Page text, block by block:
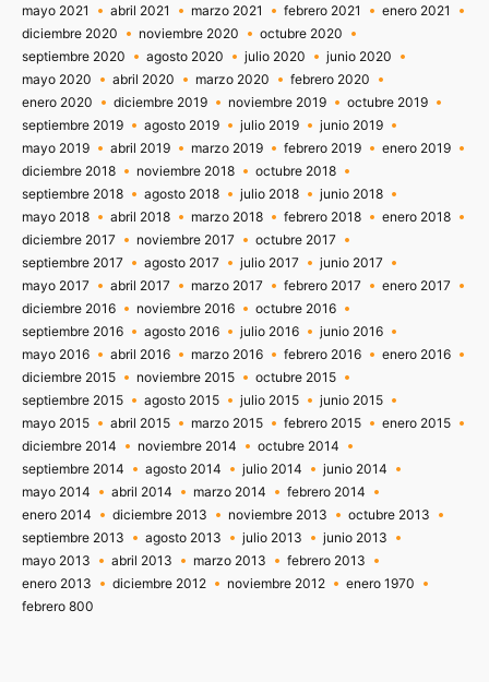
mayo 2021
abril 2021 marzo 2021 febrero 2021
enero 2021
diciembre 2020
noviembre 2020
octubre 2020
septiembre 2020
agosto 2020 julio 2020
junio 2020
mayo 2020
abril 2020 marzo 2020
febrero 2020
enero 2020
diciembre 2019 noviembre 2019
octubre 2019
septiembre 2019
agosto 2019 julio 2019
junio 2019
mayo 2019
abril 2019 marzo 2019 febrero 2019
enero 2019
diciembre 2018
noviembre 2018
octubre 2018
septiembre 2018
agosto 2018 julio 2018
junio 2018
mayo 2018
abril 2018 marzo 2018 febrero 2018
enero 2018
diciembre 2017
noviembre 2017
octubre 2017
septiembre 2017
agosto 2017 julio 2017
junio 2017
mayo 2017
abril 2017 marzo 2017 febrero 2017
enero 2017
diciembre 2016
noviembre 2016
octubre 2016
septiembre 2016
agosto 2016 julio 2016
junio 2016
mayo 2016
abril 2016 marzo 2016 febrero 2016
enero 2016
diciembre 2015
noviembre 2015
octubre 2015
septiembre 2015
agosto 2015 julio 2015
junio 2015
mayo 2015
abril 2015 marzo 2015 febrero 2015
enero 2015
diciembre 2014
noviembre 2014
octubre 2014
septiembre 2014
agosto 2014 julio 2014
junio 2014
mayo 2014
abril 2014 marzo 2014
febrero 2014
enero 2014
diciembre 2013 noviembre 2013
octubre 2013
septiembre 2013
agosto 2013 julio 2013
junio 2013
mayo 2013
abril 2013 marzo 2013
febrero 2013
enero 2013
diciembre 2012 noviembre 2012
enero 1970
febrero 800